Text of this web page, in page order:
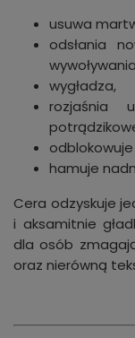
usuwa
odsłania
wygładza,
rozjaśnia
hamuje
Cera odzyskuje
i aksamitnie
dla osób
oraz nierówną